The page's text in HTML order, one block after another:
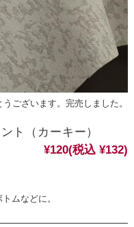
うございます。完売しました。
ト（カーキー）
¥120(税込 ¥132)
ムなどに。